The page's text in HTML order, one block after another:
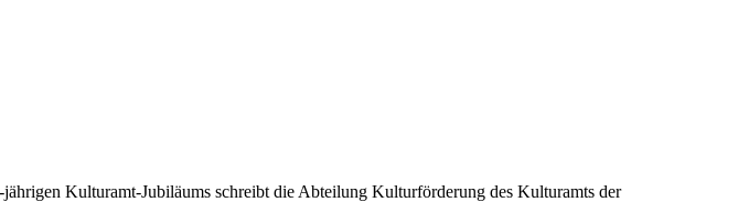
jährigen Kulturamt-Jubiläums schreibt die Abteilung Kulturförderung des Kulturamts der